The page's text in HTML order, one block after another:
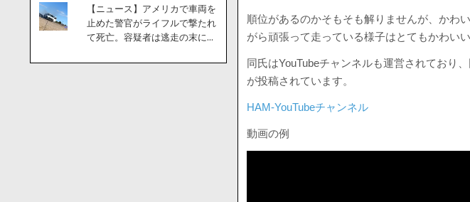
順位があるのかそもそも解りませんが、かわ
がら頑張って走っている様子はとてもかわいい
同氏はYouTubeチャンネルも運営されており
が投稿されています。
HAM-YouTubeチャンネル
動画の例
【ニュース】アメリカで車両を
止めた警官がライフルで撃たれ
て死亡。容疑者は逃走の末に...